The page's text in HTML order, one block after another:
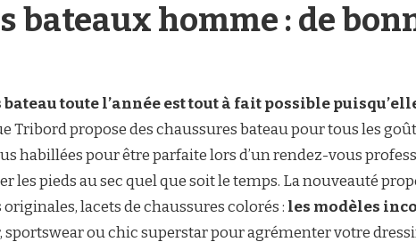
bateaux homme : de
toute l’année est tout à fait possible
Tribord propose des chaussures bateau pour tous les
habillées pour être parfaite lors d’un rendez-vous
les pieds au sec quel que soit le temps. La nouveauté
lacets de chaussures colorés : les modèles
sportswear ou chic superstar pour agrémenter votre